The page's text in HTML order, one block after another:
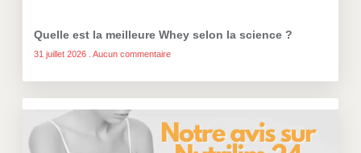
Quelle est la meilleure Whey selon la science ?
31 juillet 2026 Aucun commentaire